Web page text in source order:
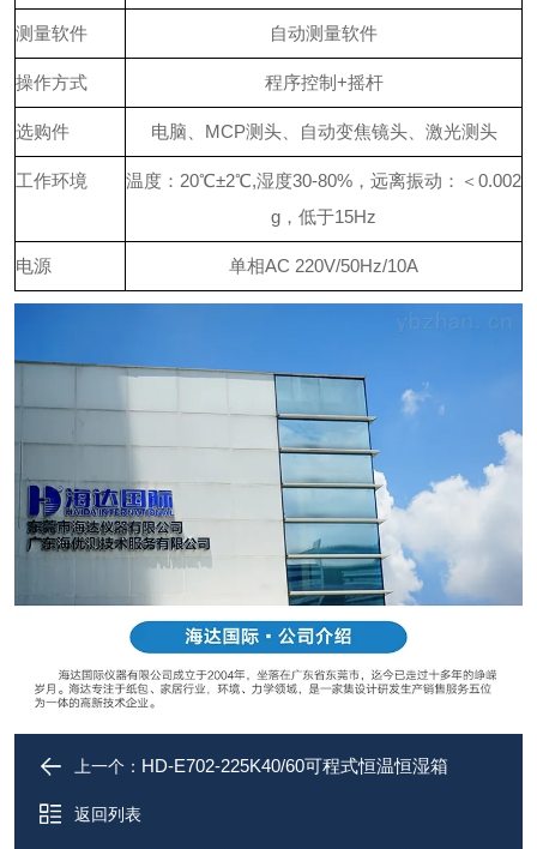
测量软件 自动测量软件
操作方式 程序控制+摇杆
选购件 电脑、MCP测头、自动变焦镜头、激光测头
工作环境
温度：20℃±2℃,湿度30-80%，远离振动：＜0.002
g，低于15Hz
电源 单相AC 220V/50Hz/10A
上一个： HD-E702-225K40/60可程式恒温恒湿箱
返回列表